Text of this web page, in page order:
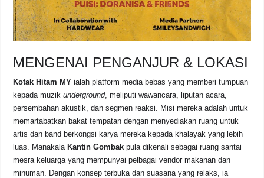
MENGENAI PENGANJUR & LOKASI
Kotak Hitam MY ialah platform media bebas yang memberi tumpuan
kepada muzikunderground, meliputi wawancara, liputan acara,
persembahan akustik, dan segmen reaksi. Misi mereka adalah untuk
memartabatkan bakat tempatan dengan menyediakan ruang untuk
artis dan band berkongsi karya mereka kepada khalayak yang lebih
luas. Manakala Kantin Gombak pula dikenali sebagai ruang santai
mesra keluarga yang mempunyai pelbagai vendor makanan dan
minuman. Dengan konsep terbuka dan suasana yang relaks, ia